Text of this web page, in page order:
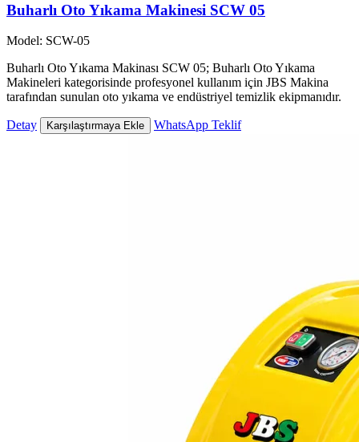
Buharlı Oto Yıkama Makinesi SCW 05
Model: SCW-05
Buharlı Oto Yıkama Makinası SCW 05; Buharlı Oto Yıkama
Makineleri kategorisinde profesyonel kullanım için JBS Makina
tarafından sunulan oto yıkama ve endüstriyel temizlik ekipmanıdır.
Detay Karşılaştırmaya Ekle WhatsApp Teklif